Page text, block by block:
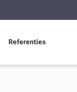
Referenties